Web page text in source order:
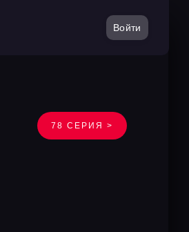
Войти
78 СЕРИЯ >